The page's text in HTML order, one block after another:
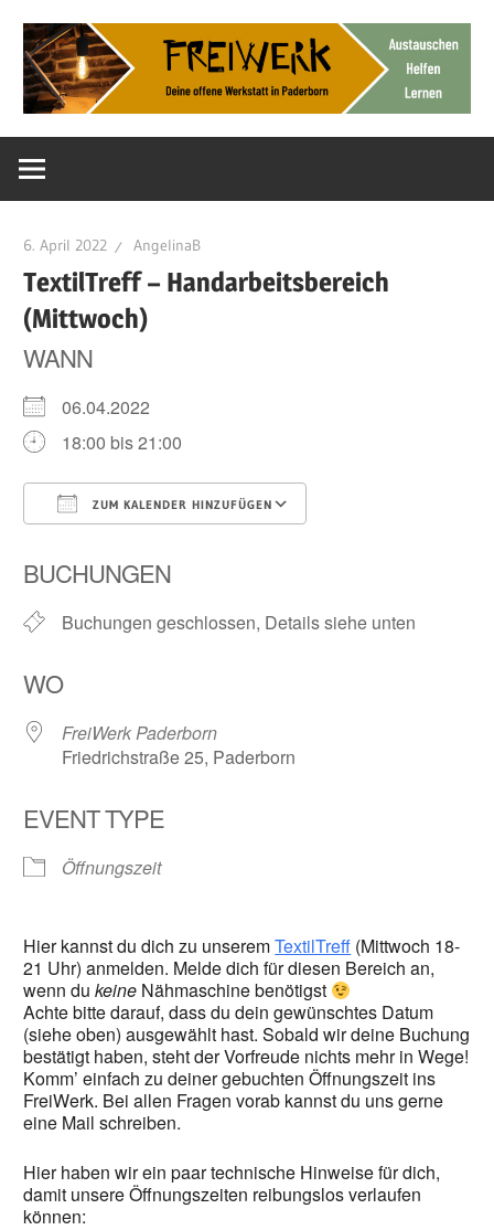
Inhalt
springen
FreiWerk
Paderborn
offene
6. April 2022 AngelinaB
TextilTreff – Handarbeitsbereich
(Mittwoch)
WANN
06.04.2022
18:00 bis 21:00
ZUM KALENDER HINZUFÜGEN
BUCHUNGEN
Buchungen geschlossen, Details siehe unten
WO
FreiWerk Paderborn
Friedrichstraße 25, Paderborn
EVENT TYPE
Öffnungszeit
Hier kannst du dich zu unseremTextilTreff (Mittwoch 18-
21 Uhr) anmelden. Melde dich für diesen Bereich an,
wenn dukeine Nähmaschine benötigst
Achte bitte darauf, dass du dein gewünschtes Datum
(siehe oben) ausgewählt hast. Sobald wir deine Buchung
bestätigt haben, steht der Vorfreude nichts mehr in Wege!
Komm’ einfach zu deiner gebuchten Öffnungszeit ins
FreiWerk. Bei allen Fragen vorab kannst du uns gerne
eine Mail schreiben.
Hier haben wir ein paar technische Hinweise für dich,
damit unsere Öffnungszeiten reibungslos verlaufen
können: